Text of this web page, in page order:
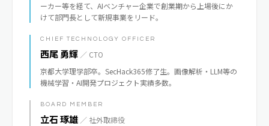
ーカー等を経て、AIベンチャー企業で創業期から上場後にか
けて部門長として新規事業をリード。
CHIEF TECHNOLOGY OFFICER
西尾 勇輝 ／ CTO
京都大学理学部卒。SecHack365修了生。画像解析・LLM等の
機械学習・AI開発プロジェクト実績多数。
BOARD MEMBER
立石 琢雄 ／ 社外取締役